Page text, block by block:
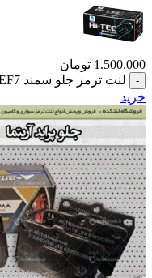
1.500.000 تومان
لنت ترمز جلو سمند EF7 – های تک HI-Tec عدد
خرید